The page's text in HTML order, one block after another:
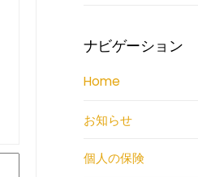
ナビゲーション
Home
お知らせ
個人の保険